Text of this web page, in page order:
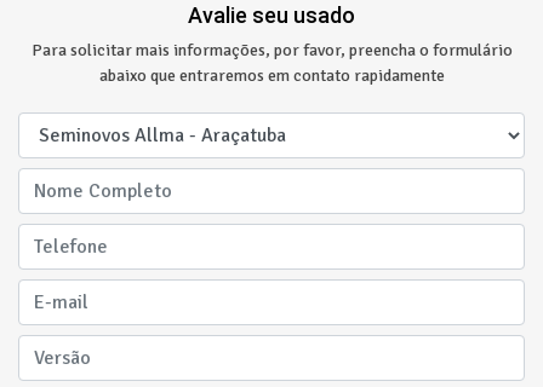
Avalie seu usado
Para solicitar mais informações, por favor, preencha o formulário
abaixo que entraremos em contato rapidamente